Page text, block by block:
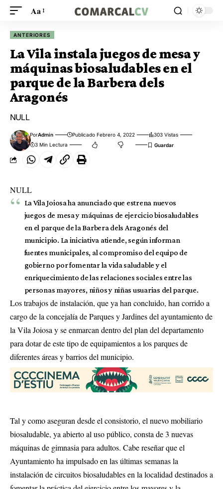
Aa
ANTERIORES
La Vila instala juegos de mesa y
máquinas biosaludables en el
parque de la Barbera dels
Aragonés
NULL
PorAdmin Publicado Febrero 4, 2022
303 Vistas
3 Min Lectura
NULL
La Vila Joiosa ha anunciado que estrena nuevos
juegos de mesa y máquinas de ejercicio biosaludables
en el parque de la Barbera dels Aragonés del
municipio. La iniciativa atiende, según informan
fuentes municipales, al compromiso del equipo de
gobierno por fomentar la vida saludable y el
enriquecimiento de las relaciones sociales entre las
personas mayores, niños y niñas usuarias del parque.
Los trabajos de instalación, que ya han concluido, han corrido a
cargo de la concejalía de Parques y Jardines del ayuntamiento de
la Vila Joiosa y se enmarcan dentro del plan del departamento
para dotar de este tipo de equipamientos a los parques de
diferentes áreas y barrios del municipio.
Tal y como aseguran desde el consistorio, el nuevo mobiliario
biosaludable, ya abierto al uso público, consta de 3 nuevas
máquinas de gimnasia para adultos. Cabe reseñar que el
Ayuntamiento ha impulsado en las últimas semanas la
instalación de circuitos biosaludables en la localidad destinados a